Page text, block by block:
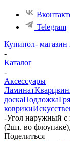
Telegram
Купипол-
-
Каталог
-
Аксессуары
Ламинат
доскаПодложка
коврики
-Угол наружный с
(2шт. во
Поделиться